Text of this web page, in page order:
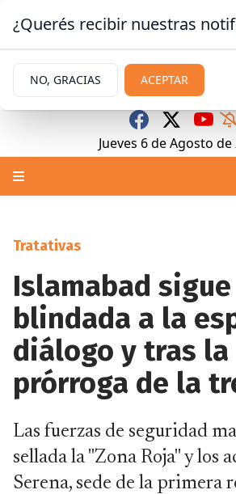
Jueves 6 de Agosto de
Tratativas
Islamabad sigue
blindada a la
diálogo y tras la
prórroga de la
Las fuerzas de seguridad
sellada la "Zona Roja" y los
Serena, sede de la primera
¿Querés recibir nuestras
NO, GRACIAS ACEPTAR